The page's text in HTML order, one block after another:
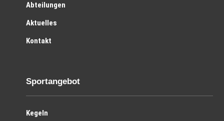
Abteilungen
Aktuelles
Kontakt
Sportangebot
Kegeln